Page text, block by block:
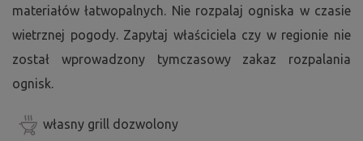
materiałów łatwopalnych. Nie rozpalaj ogniska w czasie
wietrznej pogody. Zapytaj właściciela czy w regionie nie
został wprowadzony tymczasowy zakaz rozpalania
ognisk.
własny grill dozwolony